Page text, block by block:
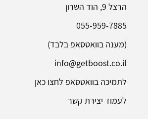
הרצל 9, הוד השרון
055-959-7885
(מענה בוואטסאפ בלבד)
info@getboost.co.il
לתמיכה בוואטסאפ לחצו כאן
לעמוד יצירת קשר